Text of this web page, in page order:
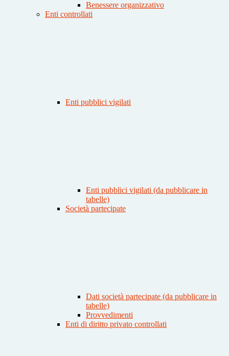
Benessere organizzativo
Enti controllati
Enti pubblici vigilati
Enti pubblici vigilati (da pubblicare in
tabelle)
Società partecipate
Dati società partecipate (da pubblicare in
tabelle)
Provvedimenti
Enti di diritto privato controllati